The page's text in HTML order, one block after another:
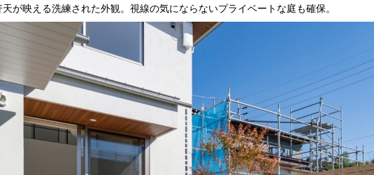
が映える洗練された外観。視線の気にならないプライベートな庭も確保。